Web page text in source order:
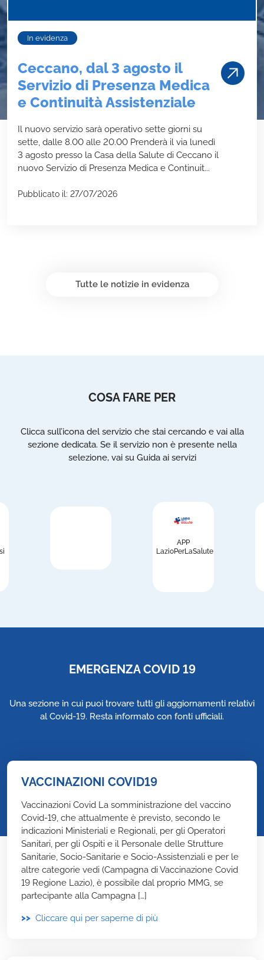
In evidenza
Ceccano, dal 3 agosto il
Servizio di Presenza Medica
e Continuità Assistenziale
Il nuovo servizio sarà operativo sette giorni su
sette, dalle 8.00 alle 20.00 Prenderà il via lunedì
3 agosto presso la Casa della Salute di Ceccano il
nuovo Servizio di Presenza Medica e Continuit...
Pubblicato il: 27/07/2026
Tutte le notizie in evidenza
COSA FARE PER
Clicca sull’icona del servizio che stai cercando e vai alla
sezione dedicata. Se il servizio non è presente nella
selezione, vai su Guida ai servizi
APP
LazioPerLaSalute
EMERGENZA COVID 19
Una sezione in cui puoi trovare tutti gli aggiornamenti relativi
al Covid-19. Resta informato con fonti ufficiali.
VACCINAZIONI COVID19
Vaccinazioni Covid La somministrazione del vaccino
Covid-19, che attualmente è previsto, secondo le
indicazioni Ministeriali e Regionali, per gli Operatori
Sanitari, per gli Ospiti e il Personale delle Strutture
Sanitarie, Socio-Sanitarie e Socio-Assistenziali e per le
altre categorie vedi (Campagna di Vaccinazione Covid
19 Regione Lazio), è possibile dal proprio MMG, se
partecipante alla Campagna […]
>> Cliccare qui per saperne di più